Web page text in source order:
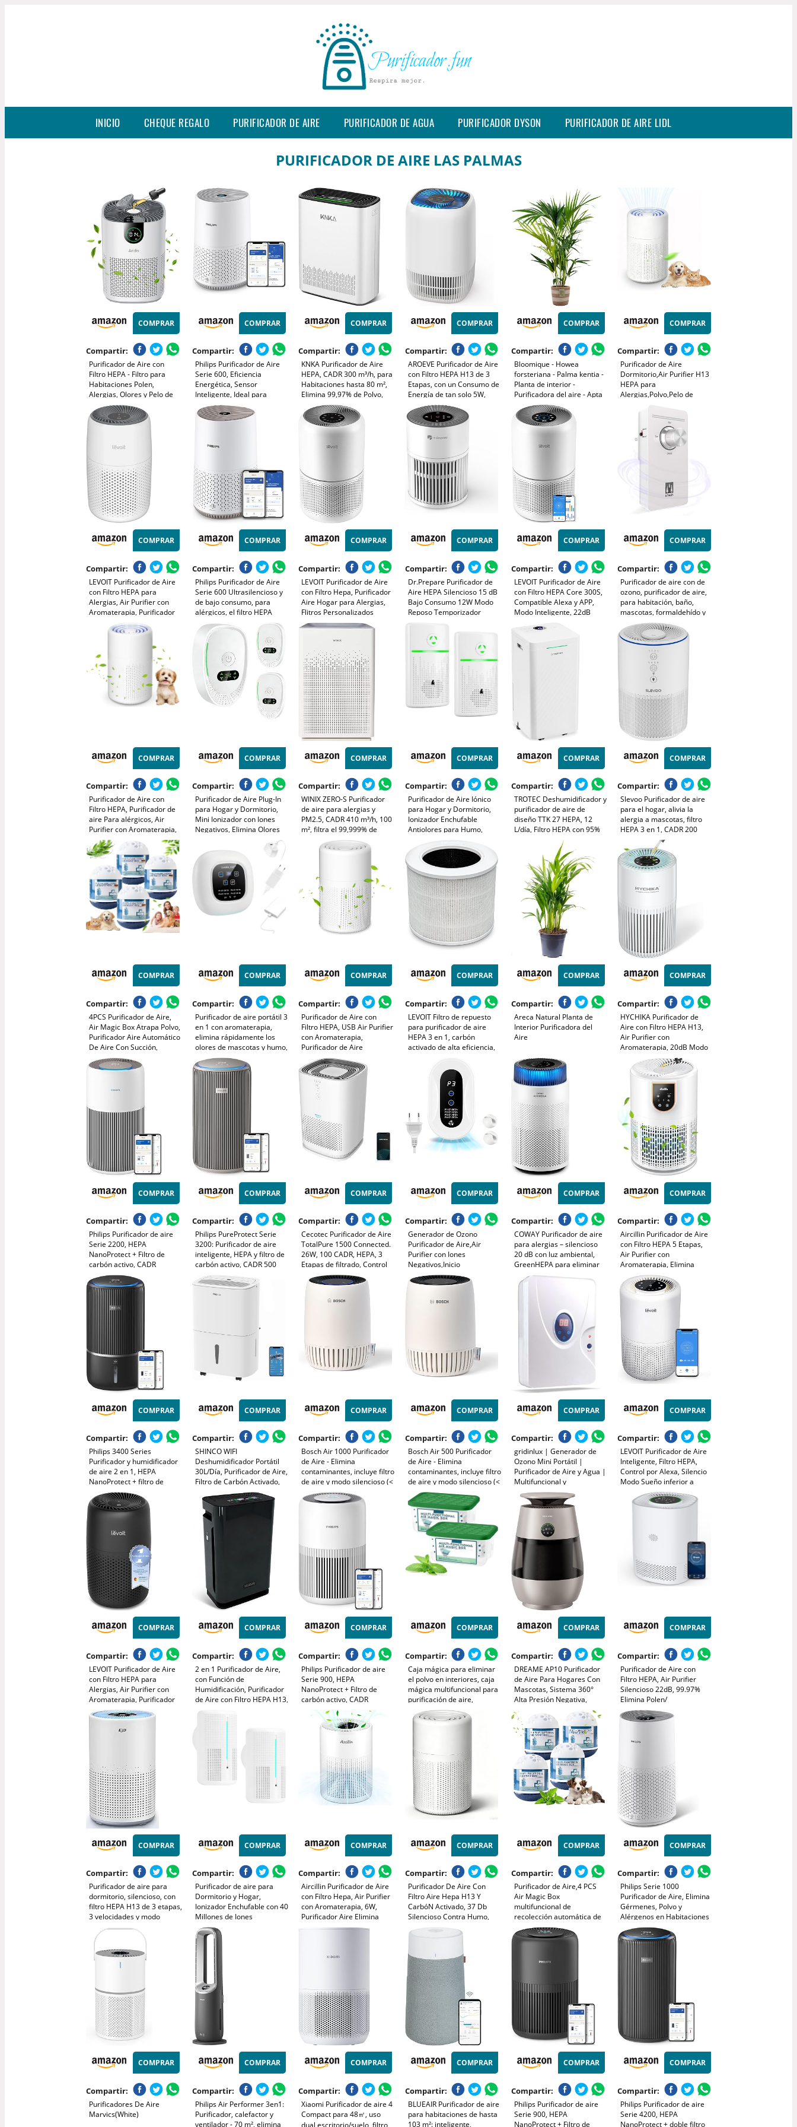
INICIO CHEQUE REGALO PURIFICADOR DE AIRE PURIFICADOR DE AGUA PURIFICADOR DYSON PURIFICADOR DE AIRE LIDL
PURIFICADOR DE AIRE LAS PALMAS
COMPRAR
Compartir:
Purificador de Aire con
Filtro HEPA - Filtro para
Habitaciones Polen,
Alergias, Olores y Pelo de
Mascotas, con Esponja de
Aromaterapia, 7.2W y 3
Velocidades, Silencioso
COMPRAR
Compartir:
Philips Purificador de Aire
Serie 600, Eficiencia
Energética, Sensor
Inteligente, Ideal para
Alérgicos, Filtro HEPA
99,97%, Cubre Hasta 44 m²,
Control por App Philips Air+,
COMPRAR
Compartir:
KNKA Purificador de Aire
HEPA, CADR 300 m³/h, para
Habitaciones hasta 80 m²,
Elimina 99,97% de Polvo,
Polen y Olores, Sensor
Inteligente, Modo Auto y
Reposo, Ideal para
Fumadores y Mascotas
(APH3000)
COMPRAR
Compartir:
AROEVE Purificador de Aire
con Filtro HEPA H13 de 3
Etapas, con un Consumo de
Energía de tan solo 5W,
Silencioso a 22db con
Aroma, Combate el Polen,
el Humo y el Pelo de
Mascotas
COMPRAR
Compartir:
Bloomique - Howea
forsteriana - Palma kentia -
Planta de interior -
Purificadora del aire - Apta
para mascotas - 80-100 cm
- Cesta de yute 19 cm
COMPRAR
Compartir:
Purificador de Aire
Dormitorio,Air Purifier H13
HEPA para
Alergias,Polvo,Pelo de
Mascotas,Humo y
Olores,Mini Purificador Aire
Silencioso 37 dB para
Hogar y Oficina
COMPRAR
Compartir:
LEVOIT Purificador de Aire
con Filtro HEPA para
Alergias, Air Purifier con
Aromaterapia, Purificador
Aire Silencioso 25dB, Bajo
Consumo de Energía de 7W,
COMPRAR
Compartir:
Philips Purificador de Aire
Serie 600 Ultrasilencioso y
de bajo consumo, para
alérgicos, el filtro HEPA
elimina el 99,97% de los
contaminantes, cubre hasta
44m2, controlado por app,
blanco (AC0650/10)
COMPRAR
Compartir:
LEVOIT Purificador de Aire
con Filtro Hepa, Purificador
Aire Hogar para Alergias,
Flitros Personalizados
Elimina 99,97% del Polen,
Modo Sueño y
Temporizador
COMPRAR
Compartir:
Dr.Prepare Purificador de
Aire HEPA Silencioso 15 dB
Bajo Consumo 12W Modo
Reposo Temporizador
Elimina 99,97% de Polen,
Polvo, Pelo de Mascotas y
Humo Prefiltro Lavable para
Dormitorios y Oficinas
COMPRAR
Compartir:
LEVOIT Purificador de Aire
con Filtro HEPA Core 300S,
Compatible Alexa y APP,
Modo Inteligente, 22dB
Modo de Sueño Silencioso,
Elimina 99.97% de Alergia
Polen Ácaros Humo Pelo de
Mascota, Bajo Consumo
COMPRAR
Compartir:
Purificador de aire con de
ozono, purificador de aire,
para habitación, baño,
mascotas, formaldehído y
olores, alta eficiencia -
Blanco
COMPRAR
Compartir:
Purificador de Aire con
Filtro HEPA, Purificador de
aire Para alérgicos, Air
Purifier con Aromaterapia,
Elimina de Alergia Polen
Olor y Caspa de Mascota,
humo, Blanco
COMPRAR
Compartir:
Purificador de Aire Plug-In
para Hogar y Dormitorio,
Mini Ionizador con Iones
Negativos, Elimina Olores
Humo/Mascotas/Zapatos,
Silencioso y sin Filtros, para
Cocina/Oficina/Baño (3)
COMPRAR
Compartir:
WINIX ZERO-S Purificador
de aire para alergias y
PM2.5, CADR 410 m³/h, 100
m², filtra el 99,999% de
polen, alergias, polvo y
humo, monitor de calidad
suspensión y automático.
COMPRAR
Compartir:
Purificador de Aire Iónico
para Hogar y Dormitorio,
Ionizador Enchufable
Antiolores para Humo,
Mascotas y Zapatos, Mini
Purificador para Oficina y
Cocina, 2 Unidades
COMPRAR
Compartir:
TROTEC Deshumidificador y
purificador de aire de
diseño TTK 27 HEPA, 12
L/día, Filtro HEPA con 95%
de Efectividad, Pantalla LED,
2 en 1, Reinicio Automático,
Función Secado de Ropa
COMPRAR
Compartir:
Slevoo Purificador de aire
para el hogar, alivia la
alergia a mascotas, filtro
HEPA 3 en 1, CADR 200
m³/h, modo de suspensión,
elimina pelo de mascotas,
humo y olores, ahorro de
energía (Blanco)
COMPRAR
Compartir:
4PCS Purificador de Aire,
Air Magic Box Atrapa Polvo,
Purificador Aire Automático
De Aire Con Succión,
Fórmula con Extractos
Vegetales Para el Hogar y la
COMPRAR
Compartir:
Purificador de aire portátil 3
en 1 con aromaterapia,
elimina rápidamente los
olores de mascotas y humo,
devuelve el aire fresco a los
espacios pequeños y es
compatible con enchufe o
batería externa
COMPRAR
Compartir:
Purificador de Aire con
Filtro HEPA, USB Air Purifier
con Aromaterapia,
Purificador de Aire
Silencioso para Interiores,
Hogar, Oficina, Polvo,
Humo, Pelo de Mascotas,
Alergia al Aire
COMPRAR
Compartir:
LEVOIT Filtro de repuesto
para purificador de aire
HEPA 3 en 1, carbón
activado de alta eficiencia,
COMPRAR
Compartir:
Areca Natural Planta de
Interior Purificadora del
Aire
COMPRAR
Compartir:
HYCHIKA Purificador de
Aire con Filtro HEPA H13,
Air Purifier con
Aromaterapia, 20dB Modo
Sueño, Elimina 99,97% de
Polvo, Polen, Humo y
Olores, 3 Luces Nocturnas,
Temporizador, para Hogar
y Dormitorio
COMPRAR
Compartir:
Philips Purificador de aire
Serie 2200, HEPA
NanoProtect + Filtro de
carbón activo, CADR
400m³/h para 104m²,
Personas alérgicas, Ultra
silencioso, Filtro inteligente
y duradero (AC2210/10)
COMPRAR
Compartir:
Philips PureProtect Serie
3200: Purificador de aire
inteligente, HEPA y filtro de
carbón activo, CADR 500
m³/h para 130 m²,
ultrasilencioso, captura el
99,97% de alérgenos, App
COMPRAR
Compartir:
Cecotec Purificador de Aire
TotalPure 1500 Connected.
26W, 100 CADR, HEPA, 3
Etapas de filtrado, Control
por Wi-fi, 2 Modos de
Funcionamiento, Sensor PM
2,5, Cobertura 40 m3 -
COMPRAR
Compartir:
Generador de Ozono
Purificador de Aire,Air
Purifier con Iones
Negativos,Inicio
Desodorizando
Esterilizador de Ozono Para
BañO,con Casa Nueva,con
Organizador de
COMPRAR
Compartir:
COWAY Purificador de aire
para alergias – silencioso
20 dB con luz ambiental,
GreenHEPA para eliminar
99,999% de partículas 0,01
µm, CADR alto 244 m³/h –
AIRMEGA 100
COMPRAR
Compartir:
Aircillin Purificador de Aire
con Filtro HEPA 5 Etapas,
Air Purifier con
Aromaterapia, Elimina
99.97% Polen, Caspa, Humo
y Olores, Silencio 25dB
Modo Sueño,
Temporizador, Luz, Bajo
Consumo 12W
COMPRAR
Compartir:
Philips 3400 Series
Purificador y humidificador
de aire 2 en 1, HEPA
NanoProtect + filtro de
carbón activo,
humidificación higiénica a
650 ml/h, CADR 300 m³/h
para 78 m² (AC3421/13)
COMPRAR
Compartir:
SHINCO WIFI
Deshumidificador Portátil
30L/Día, Purificador de Aire,
Filtro de Carbón Activado,
Temporizador de 24 Horas,
Drenaje Continuo, Función
de Secado, Blanco
COMPRAR
Compartir:
Bosch Air 1000 Purificador
de Aire - Elimina
contaminantes, incluye filtro
de aire y modo silencioso (<
25 dB(A)) - para superficies
de hasta 23 m² - con modo
COMPRAR
Compartir:
Bosch Air 500 Purificador
de Aire - Elimina
contaminantes, incluye filtro
de aire y modo silencioso (<
25 dB(A)) - para
habitaciones de hasta 23 m²
- con puerto de carga USB-
C - CADR: 100 m³/h
COMPRAR
Compartir:
gridinlux | Generador de
Ozono Mini Portátil |
Purificador de Aire y Agua |
Multifuncional y
Desinfectante | Filtra y
Neutraliza alérgenos y
Malos olores | Potencia y
duración Personalizable |
10W
COMPRAR
Compartir:
LEVOIT Purificador de Aire
Inteligente, Filtro HEPA,
Control por Alexa, Silencio
Modo Sueño inferior a
24dB, Elimina 99,97% de
Alergia Polen Olor y Caspa
de Mascota,Blanco
COMPRAR
Compartir:
LEVOIT Purificador de Aire
con Filtro HEPA para
Alergias, Air Purifier con
Aromaterapia, Purificador
Aire Silencioso, Bajo
Consumo de Energía de 7W,
Negro, Core Mini
COMPRAR
Compartir:
2 en 1 Purificador de Aire,
con Función de
Humidificación, Purificador
de Aire con Filtro HEPA H13,
CADR 330m³/h a 80㎡,
Elimina 99.97% de Alergias
Polen Ácaros Humo Pelo de
Mascota, 22dB Modo de
Sueño
COMPRAR
Compartir:
Philips Purificador de aire
Serie 900, HEPA
NanoProtect + Filtro de
carbón activo, CADR
250m³/h para alérgicos de
65m², silencioso, inteligente
y de bajo consumo
(AC0950/10)
COMPRAR
Compartir:
Caja mágica para eliminar
el polvo en interiores, caja
mágica multifuncional para
purificación de aire,
recolección automática de
polvo y fórmula de extracto
COMPRAR
Compartir:
DREAME AP10 Purificador
de Aire Para Hogares Con
Mascotas, Sistema 360°
Alta Presión Negativa,
Purificación 5 Etapas Que
Captura Pelo y Olores,
Transparente, Tapa Curva,
Luz Eco, Control Con App
COMPRAR
Compartir:
Purificador de Aire con
Filtro HEPA, Air Purifier
Silencioso 22dB, 99.97%
Elimina Polen/
Ácaros/Olores, 3
Velocidades, 2 Modes, APP
2H/4H/8H, Ideal para
COMPRAR
Compartir:
Purificador de aire para
dormitorio, silencioso, con
filtro HEPA H13 de 3 etapas,
3 velocidades y modo
nocturno de 12 dB. Elimina
polen, polvo, caspa de
mascotas, olores, humo y
COV.
COMPRAR
Compartir:
Purificador de aire para
Dormitorio y Hogar,
Ionizador Enchufable con 40
Millones de Iones
Negativos, Purificador de
aire Silencioso Sin Filtro
para Cocina Oficina Baño,
Pack de 2
COMPRAR
Compartir:
Aircillin Purificador de Aire
con Filtro Hepa, Air Purifier
con Aromaterapia, 6W,
Purificador Aire Elimina
99,97% de Alergia Polen
Luz nocturna
COMPRAR
Compartir:
Purificador De Aire Con
Filtro Aire Hepa H13 Y
CarbóN Activado, 37 Db
Silencioso Contra Humo,
Olores, Polvo, Pelos De
Mascotas, PortáTil Con
Y Dormitorio 20m²
COMPRAR
Compartir:
Purificador de Aire,4 PCS
Air Magic Box
multifuncional de
recolección automática de
polvo, Purificación de Aire
con Fórmula de Extractos
COMPRAR
Compartir:
Philips Serie 1000
Purificador de Aire, Elimina
Gérmenes, Polvo y
Alérgenos en Habitaciones
de hasta 78 m², CADR 300
m³/h, Modo de Reposo
(AC1711/10)
COMPRAR
Compartir:
Purificadores De Aire
Marvics(White)
COMPRAR
Compartir:
Philips Air Performer 3en1:
Purificador, calefactor y
ventilador - 70 m², elimina
COMPRAR
Compartir:
Xiaomi Purificador de aire 4
Compact para 48㎡, uso
dual escritorio/suelo, filtro
COMPRAR
Compartir:
BLUEAIR Purificador de aire
para habitaciones de hasta
103 m²: inteligente,
COMPRAR
Compartir:
Philips Purificador de aire
Serie 900, HEPA
NanoProtect + Filtro de
COMPRAR
Compartir:
Philips Purificador de aire
Serie 4200, HEPA
NanoProtect + doble filtro